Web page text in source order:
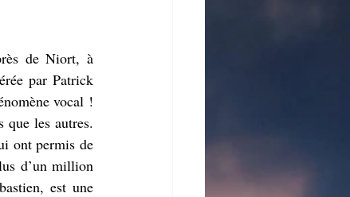
de Niort, à
par Patrick
vocal !
que les autres.
ont permis de
d’un million
est une